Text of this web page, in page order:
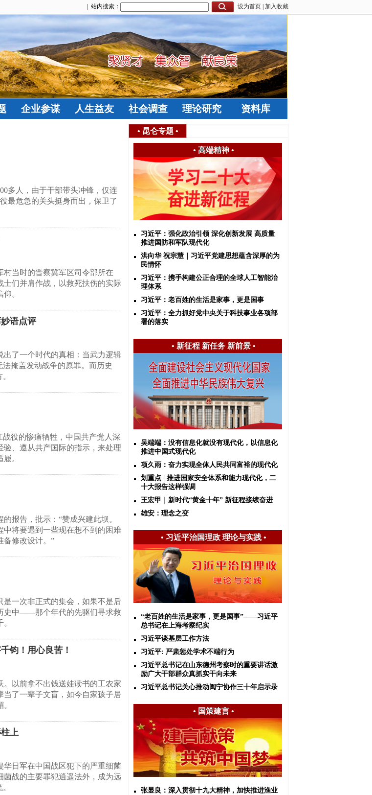
设为首页 加入收藏
| 站内搜索：
企业参谋 人生益友 社会调查 理论研究 资料库
多人，由于干部带头冲锋，仅连
最危急的关头挺身而出，保卫了
当时的晋察冀军区司令部所在
们并肩作战，以救死扶伤的实际
。
语点评
了一个时代的真相：当武力逻辑
掩盖发动战争的原罪。而历史
战役的惨痛牺牲，中国共产党人深
、遵从共产国际的指示，来处理
。
报告，批示：“赞成兴建此坝。
将要遇到一些现在想不到的困难
备修改设计。”
一次非正式的集会，如果不是后
史中——那个年代的先驱们寻求救
钧！用心良苦！
以前拿不出钱送娃读书的工农家
当了一辈子文盲，如今自家孩子居
上
华日军在中国战区犯下的严重细菌
战的主要罪犯逍遥法外，成为远
• 昆仑专题 •
• 高端精神•
习近平：强化政治引领 深化创新发展 高质量
推进国防和军队现代化
洪向华 祝宗慧｜习近平党建思想蕴含深厚的为
民情怀
习近平：携手构建公正合理的全球人工智能治
理体系
习近平：老百姓的生活是家事，更是国事
习近平：全力抓好党中央关于科技事业各项部
署的落实
• 新征程 新任务 新前景•
吴端端：没有信息化就没有现代化，以信息化
推进中国式现代化
项久雨：奋力实现全体人民共同富裕的现代化
划重点 | 推进国家安全体系和能力现代化，二
十大报告这样强调
王宏甲｜新时代“黄金十年” 新征程接续奋进
雄安：理念之变
• 习近平治国理政 理论与实践•
“老百姓的生活是家事，更是国事”——习近平
总书记在上海考察纪实
习近平谈基层工作方法
习近平: 严肃惩处学术不端行为
习近平总书记在山东德州考察时的重要讲话激
励广大干部群众真抓实干向未来
习近平总书记关心推动闽宁协作三十年启示录
• 国策建言•
张显良：深入贯彻十九大精神，加快推进渔业